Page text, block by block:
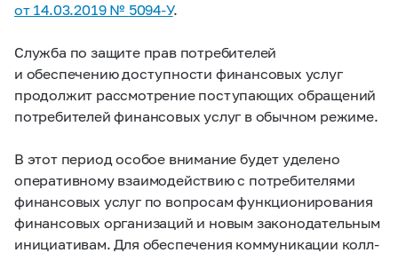
от 14.03.2019 № 5094-У.
Служба по защите прав потребителей
и обеспечению доступности финансовых услуг
продолжит рассмотрение поступающих обращений
потребителей финансовых услуг в обычном режиме.
В этот период особое внимание будет уделено
оперативному взаимодействию с потребителями
финансовых услуг по вопросам функционирования
финансовых организаций и новым законодательным
инициативам. Для обеспечения коммуникации колл-